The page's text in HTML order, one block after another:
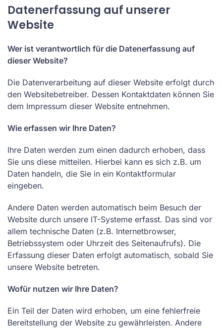
Datenerfassung auf unserer
Website
Wer ist verantwortlich für die Datenerfassung auf
dieser Website?
Die Datenverarbeitung auf dieser Website erfolgt durch
den Websitebetreiber. Dessen Kontaktdaten können Sie
dem Impressum dieser Website entnehmen.
Wie erfassen wir Ihre Daten?
Ihre Daten werden zum einen dadurch erhoben, dass
Sie uns diese mitteilen. Hierbei kann es sich z.B. um
Daten handeln, die Sie in ein Kontaktformular
eingeben.
Andere Daten werden automatisch beim Besuch der
Website durch unsere IT-Systeme erfasst. Das sind vor
allem technische Daten (z.B. Internetbrowser,
Betriebssystem oder Uhrzeit des Seitenaufrufs). Die
Erfassung dieser Daten erfolgt automatisch, sobald Sie
unsere Website betreten.
Wofür nutzen wir Ihre Daten?
Ein Teil der Daten wird erhoben, um eine fehlerfreie
Bereitstellung der Website zu gewährleisten. Andere